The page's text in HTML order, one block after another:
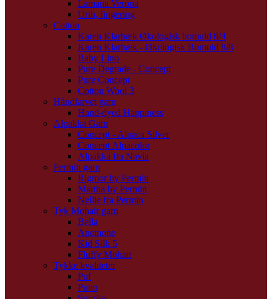
Lamana Verona
Urth, fingering
Cotton
Karen Klarbæk Økologisk bomuld 8/4
Karen Klarbæk - Økologisk Bomuld 8/8
Baby Lino
Pure Degrade - Concept
Pure Concept
Cotton Wool 3
Håndfarvet garn
Hand-dyed Happiness
Alpakka Garn
Concept - Alpaca Silver
Concept Alpacolor
Alpakka fra Navia
Permin garn
Rigmor by Permin
Martha by Permin
Nellie fra Permin
Tyk Mohair garn
Bella
Anemone
Kid Silk 5
Fluffy Mohair
Tykke kvaliteter
Puf
Puno